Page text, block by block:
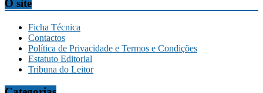
O site
Ficha Técnica
Contactos
Política de Privacidade e Termos e Condições
Estatuto Editorial
Tribuna do Leitor